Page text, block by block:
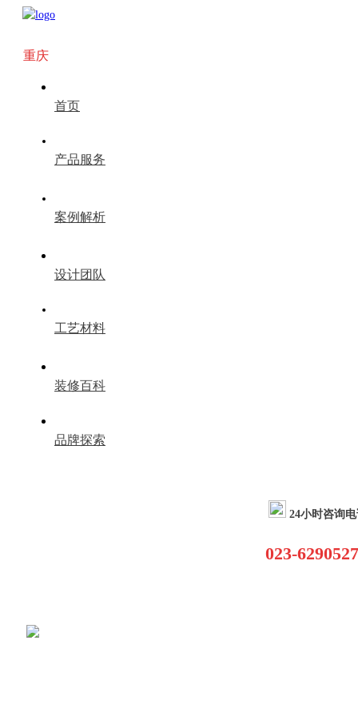
重庆
首页
产品服务
案例解析
设计团队
工艺材料
装修百科
品牌探索
24小时咨询
023-